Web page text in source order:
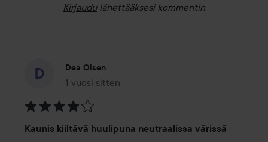
Kirjaudu lähettääksesi kommentin
Dea Olsen
1 vuosi sitten
Viesti luotiin 1 vuosi sitten
4
Kaunis kiiltävä huulipuna neutraalissa värissä